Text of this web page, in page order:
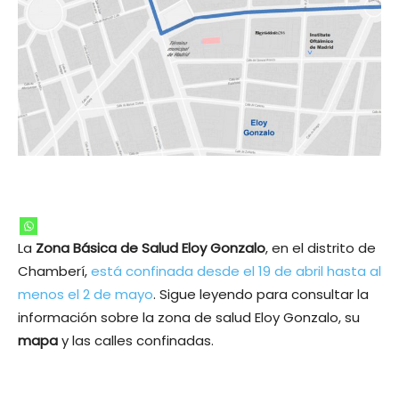
La Zona Básica de Salud Eloy Gonzalo, en el distrito de
Chamberí,está confinada desde el 19 de abril hasta al
menos el 2 de mayo. Sigue leyendo para consultar la
información sobre la zona de salud Eloy Gonzalo, su
mapay las calles confinadas.